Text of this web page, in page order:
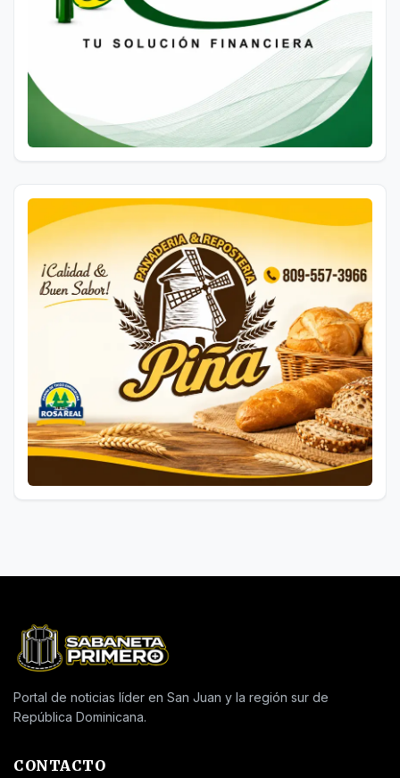
Portal de noticias líder en San Juan y la región sur de
República Dominicana.
CONTACTO